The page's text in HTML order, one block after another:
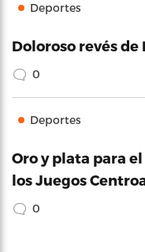
Deportes
Doloroso revés
0
Deportes
Oro y plata para
los Juegos
0